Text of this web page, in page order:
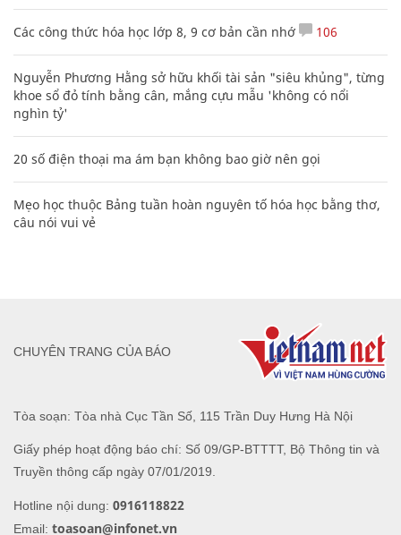
Các công thức hóa học lớp 8, 9 cơ bản cần nhớ 106
Nguyễn Phương Hằng sở hữu khối tài sản "siêu khủng", từng
khoe sổ đỏ tính bằng cân, mắng cựu mẫu 'không có nổi
nghìn tỷ'
20 số điện thoại ma ám bạn không bao giờ nên gọi
Mẹo học thuộc Bảng tuần hoàn nguyên tố hóa học bằng thơ,
câu nói vui vẻ
Tòa soạn: Tòa nhà Cục Tần Số, 115 Trần Duy Hưng Hà Nội
Giấy phép hoạt động báo chí: Số 09/GP-BTTTT, Bộ Thông tin và
Truyền thông cấp ngày 07/01/2019.
Hotline nội dung: 0916118822
Email: toasoan@infonet.vn
CHUYÊN TRANG CỦA BÁO